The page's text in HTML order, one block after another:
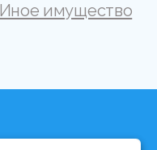
Иное имущество